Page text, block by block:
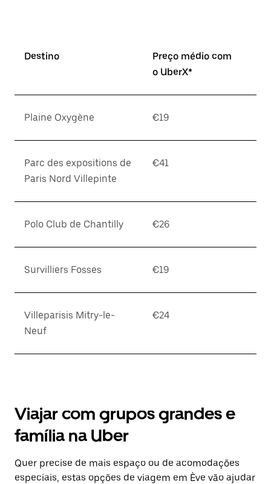
Destino
Preço médio com
o UberX*
Plaine Oxygène €19
Parc des expositions de
Paris Nord Villepinte
€41
Polo Club de Chantilly €26
Survilliers Fosses €19
Villeparisis Mitry-le-
Neuf
€24
Viajar com grupos grandes e
família na Uber
Quer precise de mais espaço ou de acomodações
especiais, estas opções de viagem em Ève vão ajudar